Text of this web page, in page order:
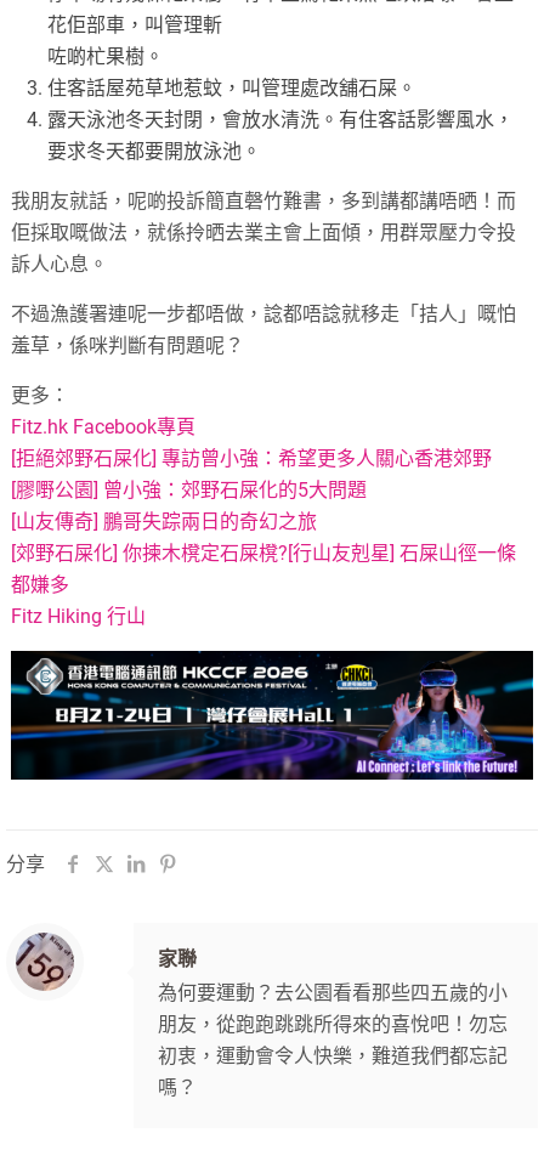
花佢部車，叫管理斬
咗啲杧果樹。
住客話屋苑草地惹蚊，叫管理處改舖石屎。
露天泳池冬天封閉，會放水清洗。有住客話影響風水，
要求冬天都要開放泳池。
我朋友就話，呢啲投訴簡直磬竹難書，多到講都講唔晒！而
佢採取嘅做法，就係拎晒去業主會上面傾，用群眾壓力令投
訴人心息。
不過漁護署連呢一步都唔做，諗都唔諗就移走「拮人」嘅怕
羞草，係咪判斷有問題呢？
更多：
Fitz.hk Facebook專頁
[拒絕郊野石屎化] 專訪曾小強：希望更多人關心香港郊野
[膠嘢公園] 曾小強：郊野石屎化的5大問題
[山友傳奇] 鵬哥失踪兩日的奇幻之旅
[郊野石屎化] 你揀木櫈定石屎櫈? [行山友剋星] 石屎山徑一條
都嫌多
Fitz Hiking 行山
分享
家聯
為何要運動？去公園看看那些四五歲的小
朋友，從跑跑跳跳所得來的喜悅吧！勿忘
初衷，運動會令人快樂，難道我們都忘記
嗎？